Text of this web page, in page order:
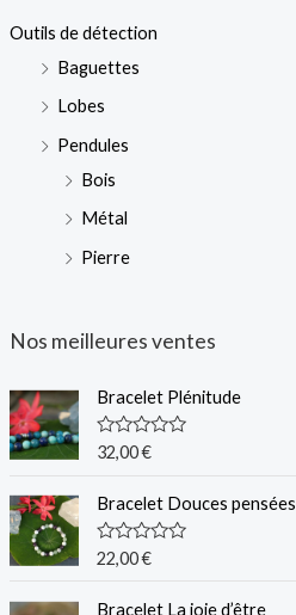
Outils de détection
Baguettes
Lobes
Pendules
Bois
Métal
Pierre
Nos meilleures ventes
Bracelet Plénitude
N
e
s
u
r
32,00€
Bracelet Douces pensées
N
e
22,00€
Bracelet La joie d’être